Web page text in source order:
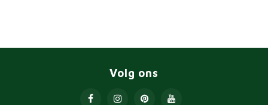
Volg ons